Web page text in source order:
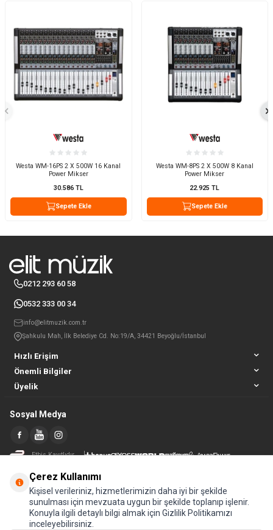
Westa WM-16PS 2 X 500W 16 Kanal
Power Mikser
30.586TL
Sepete Ekle
Westa WM-8PS 2 X 500W 8 Kanal
Power Mikser
22.925 TL
Sepete Ekle
Hızlı Erişim
Önemli Bilgiler
Üyelik
0212 293 60 58
0532 333 00 34
info@elitmuzik.com.tr
Şahkulu Mah, İlk Belediye Cd. No:19/A, 34421 Beyoğlu/İstanbul
Sosyal Medya
Etbis Kayıtlıdır
Çerez Kullanımı
Kişisel verileriniz, hizmetlerimizin daha iyi bir şekilde
sunulması için mevzuata uygun bir şekilde toplanıp işlenir.
Konuyla ilgili detaylı bilgi almak için Gizlilik Politikamızı
inceleyebilirsiniz.